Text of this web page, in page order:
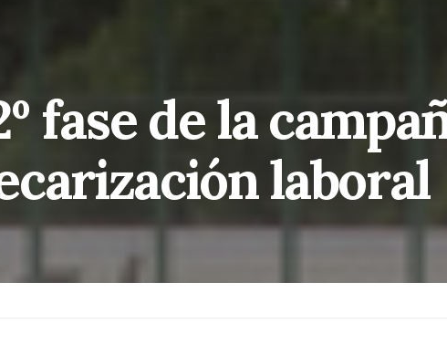
fase de la
laboral